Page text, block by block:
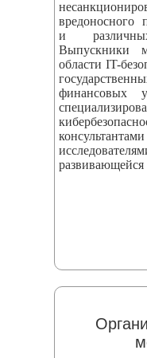
вредоносного
и
Выпускники
области IT-
финансовых
развивающейся